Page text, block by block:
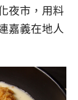
夜市，用料
嘉義在地人